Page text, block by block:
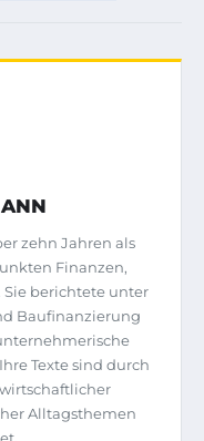
zehn Jahren als
Finanzen,
berichtete unter
Baufinanzierung
Texte sind durch
Alltagsthemen